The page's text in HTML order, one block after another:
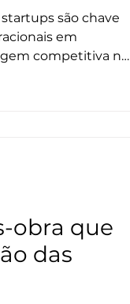
são chave
em
competitiva no
obra que
das